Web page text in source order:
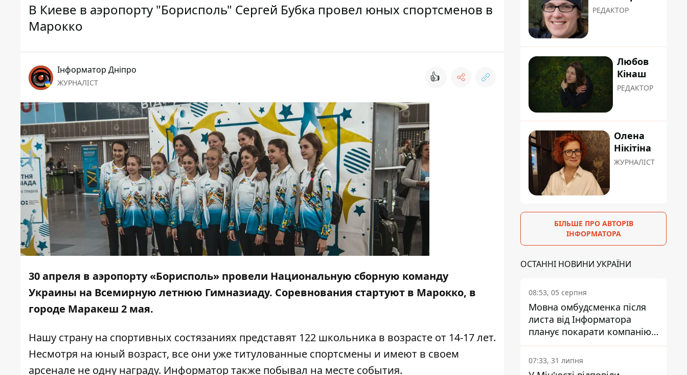
В Киеве в аэропорту "Борисполь" Сергей Бубка провел юных спортсменов в
Марокко
Інформатор Дніпро
ЖУРНАЛІСТ 👍
30 апреля в аэропорту «Борисполь» провели Национальную сборную команду
Украины на Всемирную летнюю Гимназиаду. Соревнования стартуют в Марокко, в
городе Маракеш 2 мая.
Нашу страну на спортивных состязаниях представят 122 школьника в возрасте от 14-17 лет.
Несмотря на юный возраст, все они уже титулованные спортсмены и имеют в своем
арсенале не одну награду. Информатортакже побывал на месте события.
РЕДАКТОР
Любов
Кінаш
РЕДАКТОР
Олена
Нікітіна
ЖУРНАЛІСТ
БІЛЬШЕ ПРО АВТОРІВ
ІНФОРМАТОРА
ОСТАННІ НОВИНИ УКРАЇНИ
08:53, 05 серпня
Мовна омбудсменка після
листа від Інформатора
планує покарати компанію-
підрядника ПриватБанку
07:33, 31 липня